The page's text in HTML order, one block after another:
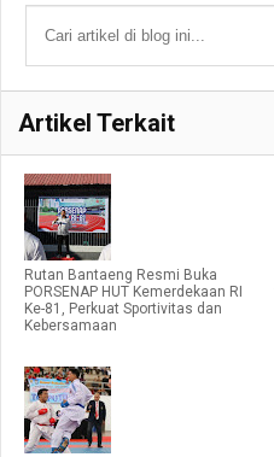
Artikel Terkait
Rutan Bantaeng Resmi Buka
PORSENAP HUT Kemerdekaan RI
Ke-81, Perkuat Sportivitas dan
Kebersamaan